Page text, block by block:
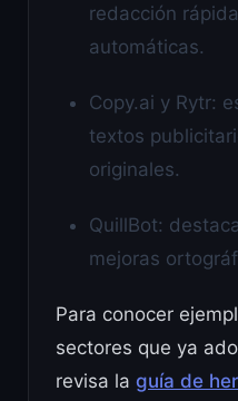
redacción
automáticas.
Copy.ai y Rytr:
textos
originales.
QuillBot:
mejoras
Para conocer
sectores que ya
revisa la guía de